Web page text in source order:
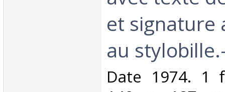
et signature
au
‎Date 1974. 1